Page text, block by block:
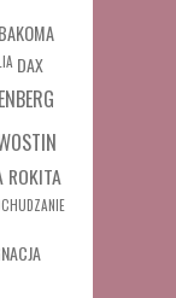
BAKOMA
DAX
ROKITA